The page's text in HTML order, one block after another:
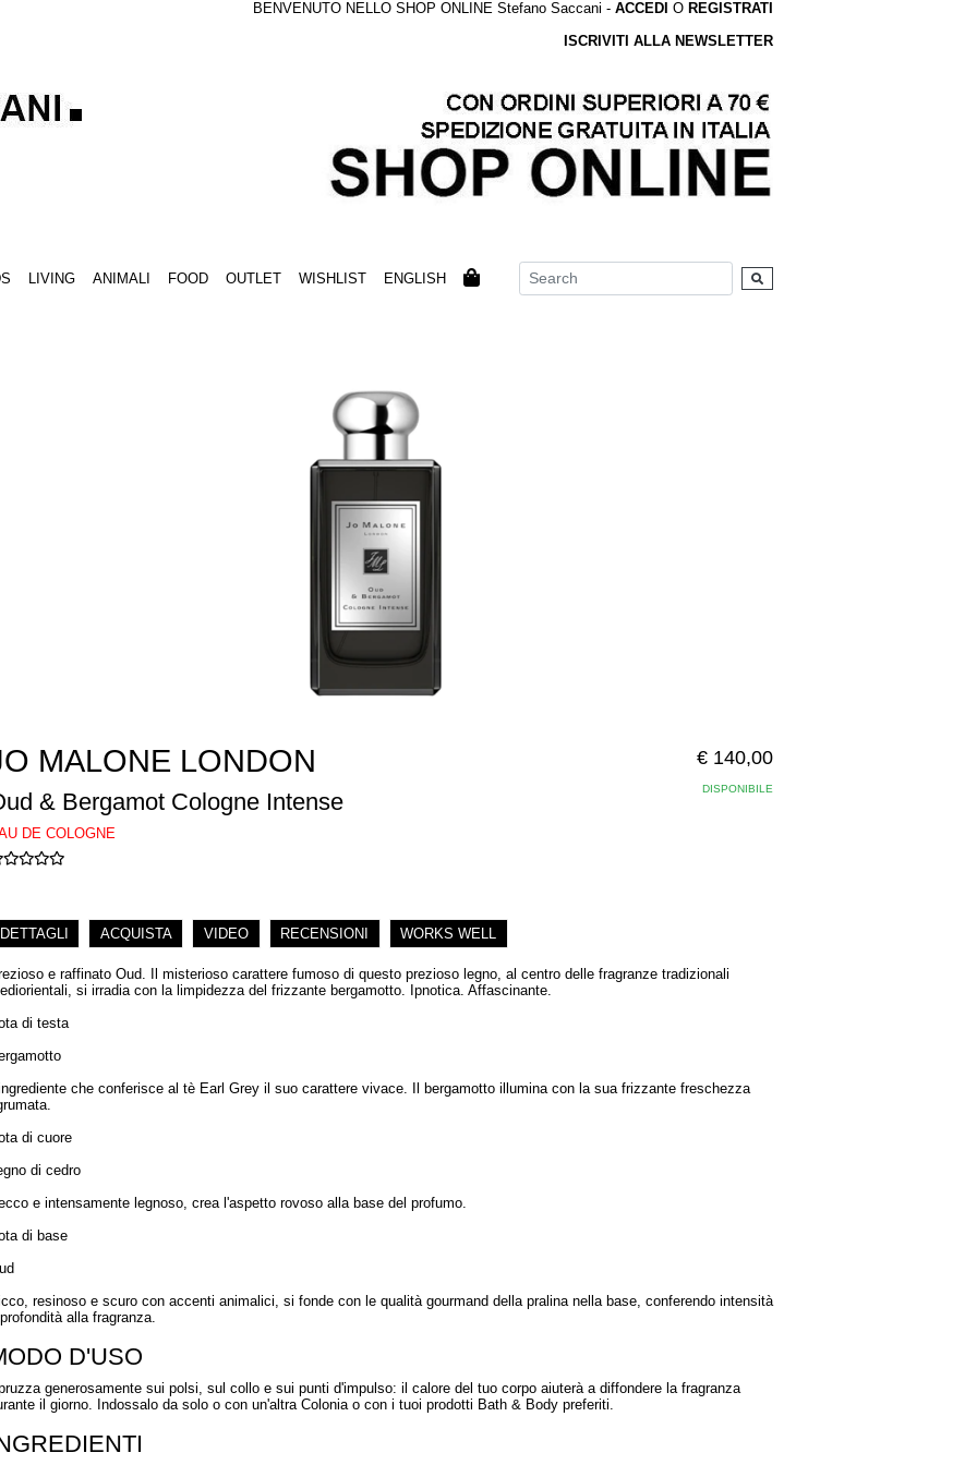
BENVENUTO NELLO SHOP ONLINE Stefano Saccani - ACCEDI O REGISTRATI
ISCRIVITI ALLA NEWSLETTER
LIVING ANIMALI FOOD OUTLET WISHLIST ENGLISH
MALONE LONDON
& Bergamot Cologne Intense
DE COLOGNE
€ 140,00
DISPONIBILE
DETTAGLI ACQUISTA VIDEO RECENSIONI WORKS WELL
e raffinato Oud. Il misterioso carattere fumoso di questo prezioso legno, al centro delle fragranze tradizionali
si irradia con la limpidezza del frizzante bergamotto. Ipnotica. Affascinante.
di testa
che conferisce al tè Earl Grey il suo carattere vivace. Il bergamotto illumina con la sua frizzante freschezza
di cuore
di cedro
e intensamente legnoso, crea l'aspetto rovoso alla base del profumo.
di base
resinoso e scuro con accenti animalici, si fonde con le qualità gourmand della pralina nella base, conferendo intensità
alla fragranza.
D'USO
generosamente sui polsi, sul collo e sui punti d'impulso: il calore del tuo corpo aiuterà a diffondere la fragranza
il giorno. Indossalo da solo o con un'altra Colonia o con i tuoi prodotti Bath & Body preferiti.